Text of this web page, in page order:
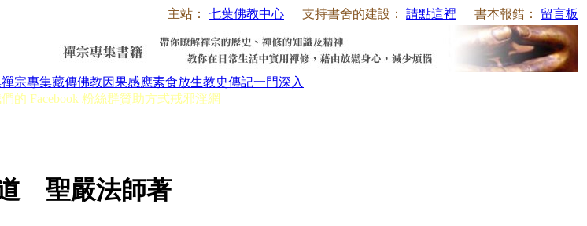
主站： 七葉佛教中心 支持書舍的建設： 請點這裡 書本報錯： 留言板
禪宗專集藏傳佛教因果感應素食放生教史傳記一門深入
的 Facebook 粉絲群贊助方式戒邪淫網
聖嚴法師著